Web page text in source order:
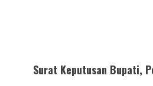
Surat Keputusan Bupati,